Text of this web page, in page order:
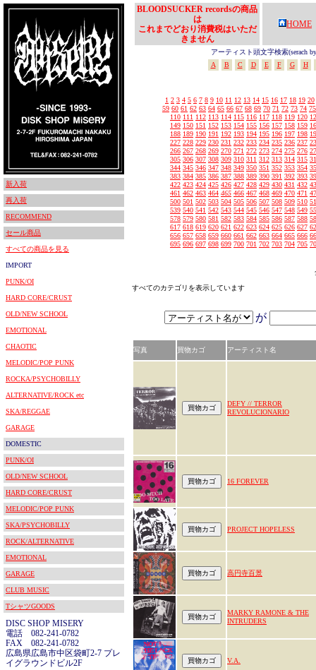
新入荷
再入荷
RECOMMEND
セール商品
すべての商品を見る
IMPORT
PUNK/OI
HARD CORE/CRUST
OLD/NEW SCHOOL
EMOTIONAL
CHAOTIC
MELODIC/POP PUNK
ROCKA/PSYCHOBILLY
ALTERNATIVE/ROCK etc
SKA/REGGAE
GARAGE
DOMESTIC
PUNK/OI
OLD/NEW SCHOOL
HARD CORE/CRUST
MELODIC/POP PUNK
SKA/PSYCHOBILLY
ROCK/ALTERNATIVE
EMOTIONAL
GARAGE
CLUB MUSIC
TシャツGOODS
DISC SHOP MISERY
電話 082-241-0782
FAX 082-241-0782
広島県広島市中区袋町2-7 プレ
イグラウンドビル2F
BLOODSUCKER recordsの商品
は
これまでどおり消費税はいただ
きません
HOME
アーティスト頭文字検索(serach
A
B C D E F G H
1 2 3 4 5 6 7 8 9 10 11 12 13 14 15 16 17 18 19 20
59 60 61 62 63 64 65 66 67 68 69 70 71 72 73 74 75
110 111 112 113 114 115 116 117 118 119 120
149 150 151 152 153 154 155 156 157 158 159
188 189 190 191 192 193 194 195 196 197 198
227 228 229 230 231 232 233 234 235 236 237
266 267 268 269 270 271 272 273 274 275 276
305 306 307 308 309 310 311 312 313 314 315
344 345 346 347 348 349 350 351 352 353 354
383 384 385 386 387 388 389 390 391 392 393
422 423 424 425 426 427 428 429 430 431 432
461 462 463 464 465 466 467 468 469 470 471
500 501 502 503 504 505 506 507 508 509 510
539 540 541 542 543 544 545 546 547 548 549
578 579 580 581 582 583 584 585 586 587 588
617 618 619 620 621 622 623 624 625 626 627
656 657 658 659 660 661 662 663 664 665 666
695 696 697 698 699 700 701 702 703 704 705
すべてのカテゴリを表示しています
が
写真 買物カゴ アーティスト名
DEFY // TERROR
REVOLUCIONARIO
16 FOREVER
PROJECT HOPELESS
高円寺百景
MARKY RAMONE & THE
INTRUDERS
V.A.